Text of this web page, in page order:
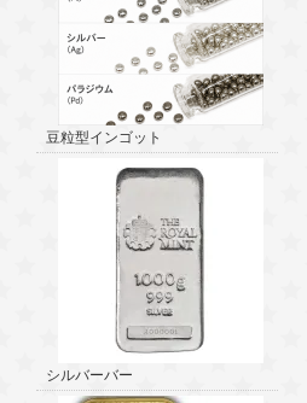
豆粒型インゴット
シルバーバー